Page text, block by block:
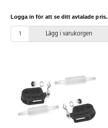
Logga in för att se ditt avtalade pris.
Lägg i varukorgen